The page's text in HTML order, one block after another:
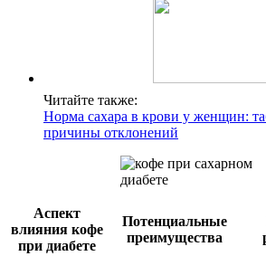
Читайте также:
Норма сахара в крови у женщин:
причины отклонений
Аспект
влияния кофе
при диабете
Потенциальные
преимущества